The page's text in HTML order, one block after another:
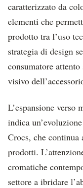
caratterizzato da
elementi che
prodotto tra l’uso
strategia di design
consumatore
visivo
L’espansione
indica
Crocs, che
prodotti.
cromatiche
settore a ibridare